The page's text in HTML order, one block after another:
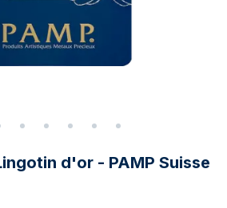
d'or - PAMP Suisse